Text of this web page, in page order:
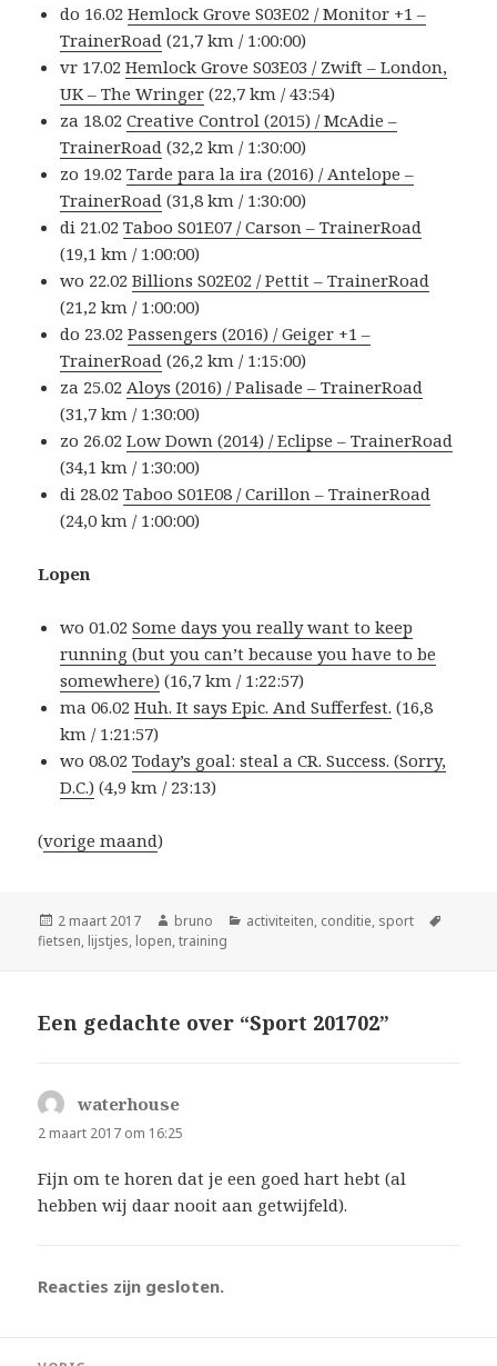
do 16.02Hemlock Grove S03E02 / Monitor +1 –
TrainerRoad (21,7 km / 1:00:00)
vr 17.02Hemlock Grove S03E03 / Zwift – London,
UK – The Wringer (22,7 km / 43:54)
za 18.02Creative Control (2015) / McAdie –
TrainerRoad (32,2 km / 1:30:00)
zo 19.02Tarde para la ira (2016) / Antelope –
TrainerRoad (31,8 km / 1:30:00)
di 21.02Taboo S01E07 / Carson – TrainerRoad
(19,1 km / 1:00:00)
wo 22.02Billions S02E02 / Pettit – TrainerRoad
(21,2 km / 1:00:00)
do 23.02Passengers (2016) / Geiger +1 –
TrainerRoad (26,2 km / 1:15:00)
za 25.02Aloys (2016) / Palisade – TrainerRoad
(31,7 km / 1:30:00)
zo 26.02Low Down (2014) / Eclipse – TrainerRoad
(34,1 km / 1:30:00)
di 28.02Taboo S01E08 / Carillon – TrainerRoad
(24,0 km / 1:00:00)
Lopen
wo 01.02Some days you really want to keep
running (but you can’t because you have to be
somewhere) (16,7 km / 1:22:57)
ma 06.02Huh. It says Epic. And Sufferfest. (16,8
km / 1:21:57)
wo 08.02Today’s goal: steal a CR. Success. (Sorry,
D.C.) (4,9 km / 23:13)
(vorige maand)
Geplaatst
op
2 maart 2017 Auteur
bruno Categorieën
activiteiten, conditie, sport
fietsen, lijstjes, lopen,training
Een gedachte over “Sport 201702”
waterhouse
2 maart 2017 om 16:25
Fijn om te horen dat je een goed hart hebt (al
hebben wij daar nooit aan getwijfeld).
Reacties zijn gesloten.